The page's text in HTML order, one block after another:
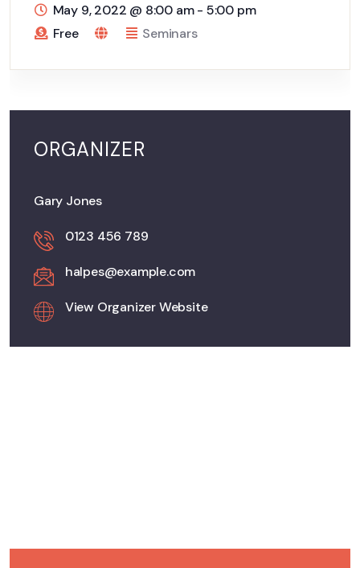
May 9, 2022 @ 8:00 am - 5:00 pm
Free
Seminars
ORGANIZER
Gary Jones
0123 456 789
halpes@example.com
View Organizer Website